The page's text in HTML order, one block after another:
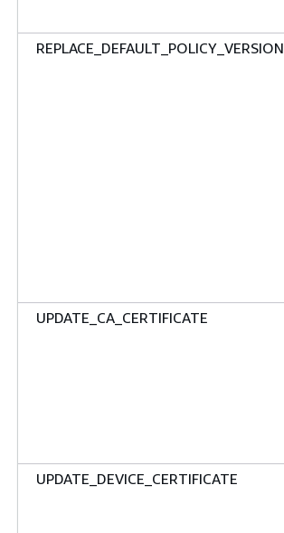
REPLACE_DEFAULT_POLICY_VERSION
UPDATE_CA_CERTIFICATE
UPDATE_DEVICE_CERTIFICATE